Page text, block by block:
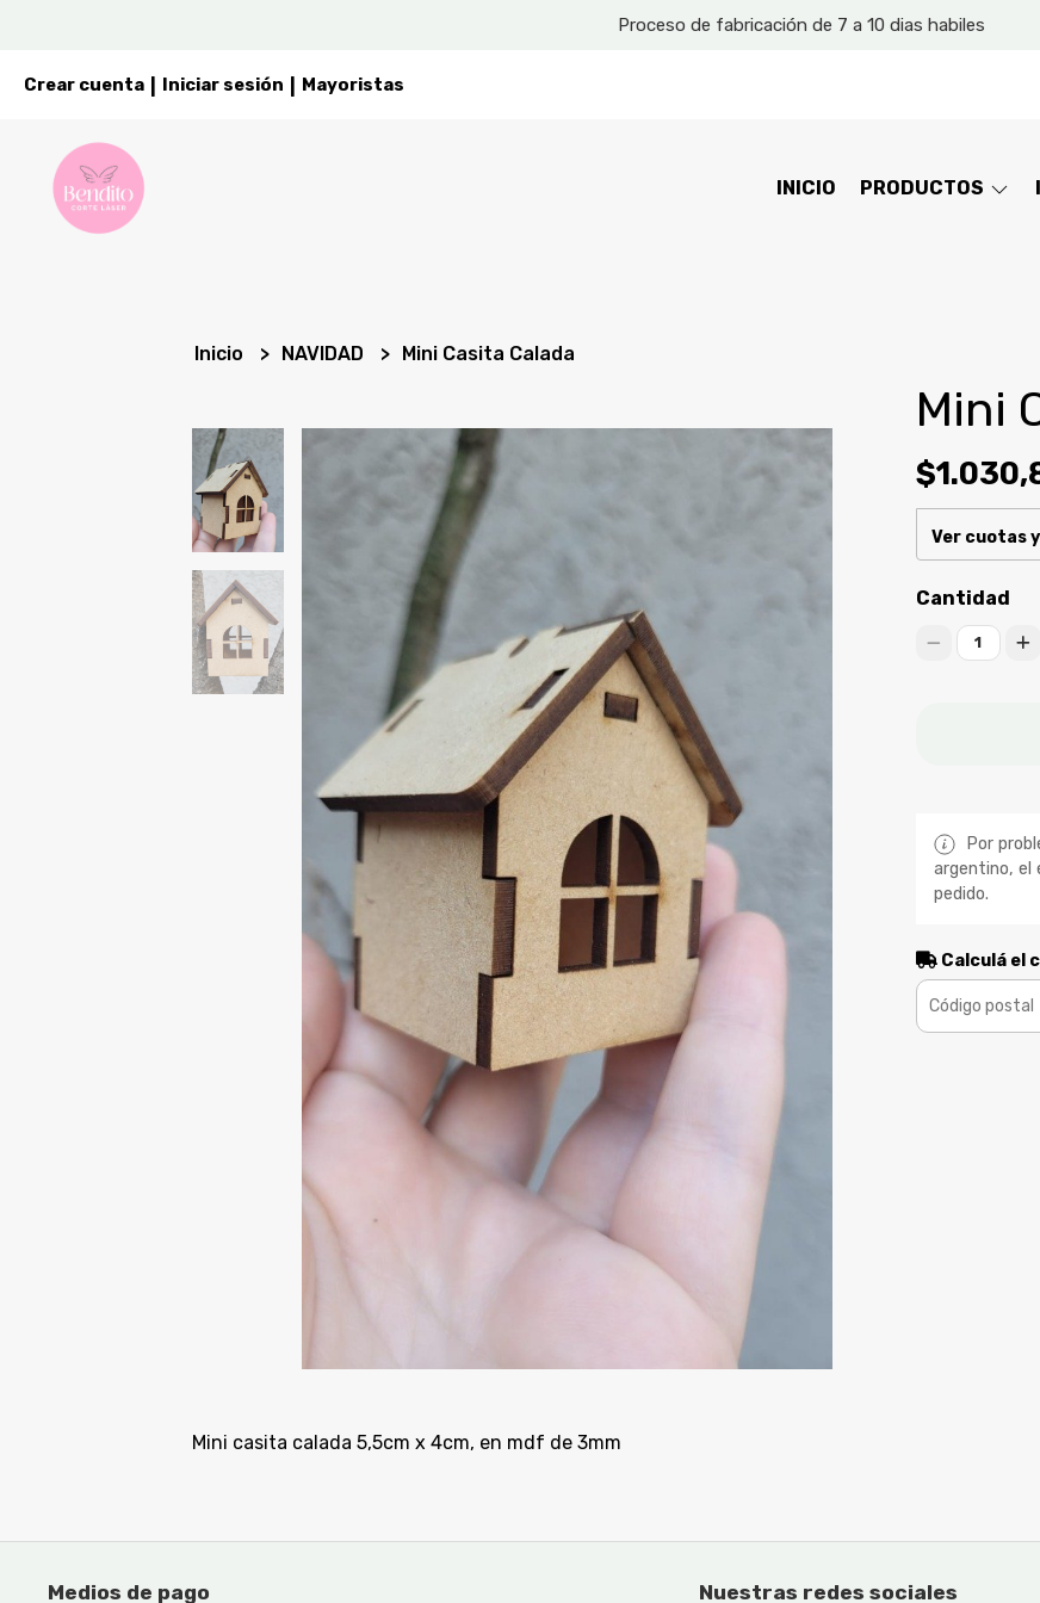
Proceso de fabricación de 7 a 10 dias habiles
Crear cuenta Iniciar sesión Mayoristas
INICIO PRODUCTOS
Inicio NAVIDAD Mini Casita Calada
Mini casita calada 5,5cm x 4cm, en mdf de 3mm
Mini
Ver cuotas
Cantidad
1
Por
argentino, el
pedido.
Calculá el
Medios de pago Nuestras redes sociales